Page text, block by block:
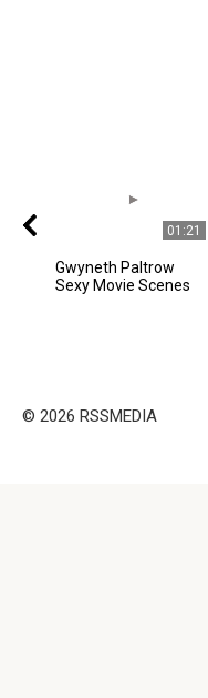
01:21
Gwyneth Paltrow
Sexy Movie Scenes
© 2026 RSSMEDIA